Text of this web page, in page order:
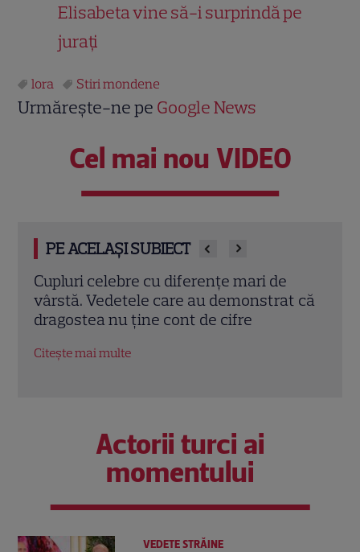
Elisabeta vine să-i surprindă pe
jurați
lora Stiri mondene
Urmărește-ne pe Google News
Cel mai nou VIDEO
PE ACELAȘI SUBIECT
Lora rupe tăcerea despre divorț! De ce nu
mai apare la evenimente alături de Ionuț
Ghenu
Citește mai multe
Actorii turci ai
momentului
VEDETE STRĂINE